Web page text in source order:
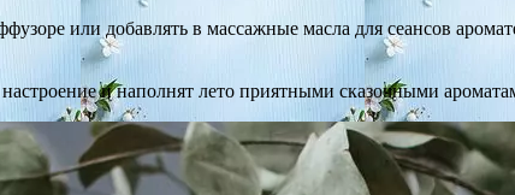
или добавлять в массажные масла для сеансов
и наполнят лето приятными сказочными